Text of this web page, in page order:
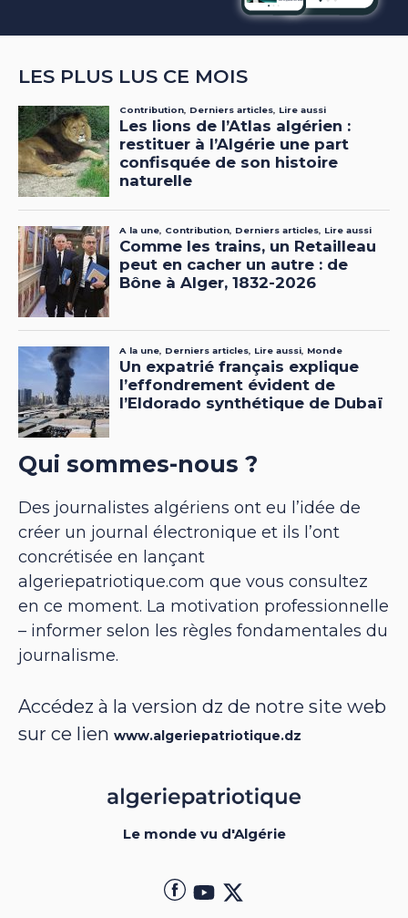
LES PLUS LUS CE MOIS
Qui sommes-nous ?
Des journalistes algériens ont eu l’idée de
créer un journal électronique et ils l’ont
concrétisée en lançant
algeriepatriotique.com que vous consultez
en ce moment. La motivation professionnelle
– informer selon les règles fondamentales du
journalisme.
Accédez à la version dz de notre site web
sur ce lien www.algeriepatriotique.dz
Le monde vu d'Algérie